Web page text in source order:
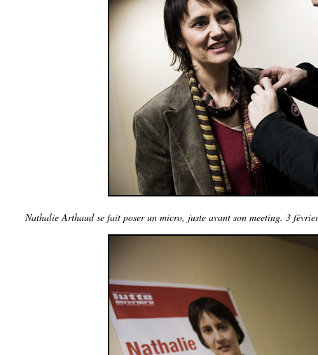
Nathalie Arthaud se fait poser un micro, juste avant son meeting. 3